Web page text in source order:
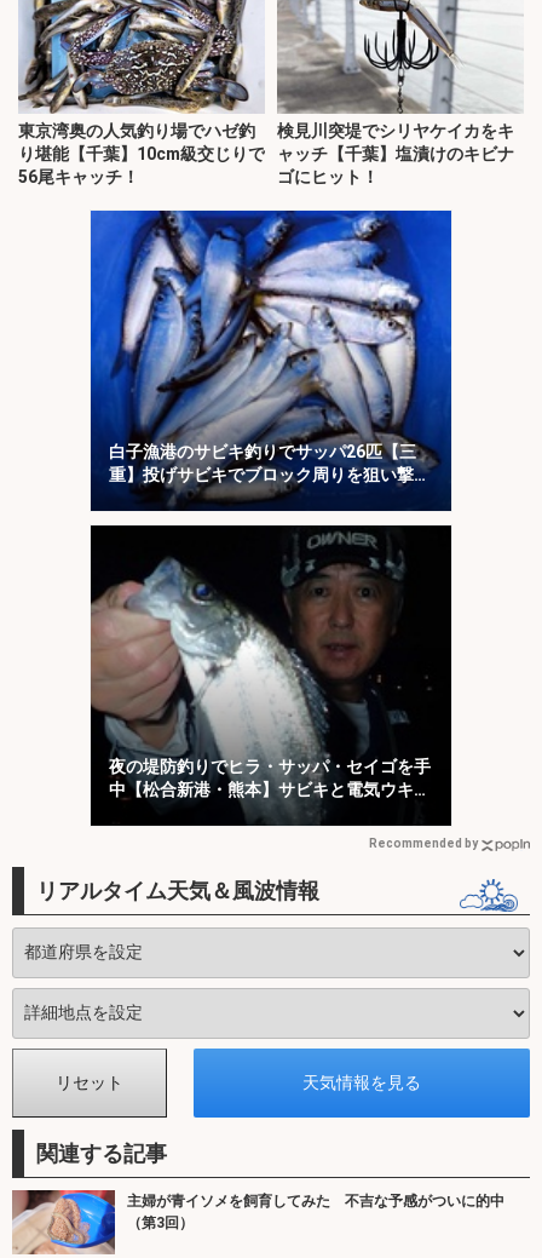
東京湾奥の人気釣り場でハゼ釣
り堪能【千葉】10cm級交じりで
56尾キャッチ！
検見川突堤でシリヤケイカをキ
ャッチ【千葉】塩漬けのキビナ
ゴにヒット！
白子漁港のサビキ釣りでサッパ26匹【三
重】投げサビキでブロック周りを狙い撃
ち！
夜の堤防釣りでヒラ・サッパ・セイゴを手
中【松合新港・熊本】サビキと電気ウキ仕
Recommended by
リアルタイム天気＆風波情報
関連する記事
主婦が青イソメを飼育してみた 不吉な予感がついに的中
（第3回）